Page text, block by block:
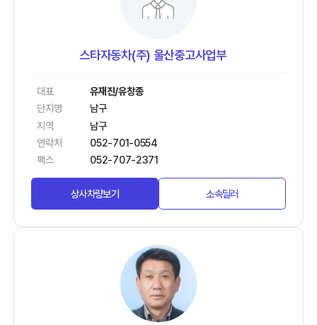
스타자동차(주) 울산중고사업부
대표
유재진/유창종
단지명
남구
지역
남구
연락처
052-701-0554
팩스
052-707-2371
상사차량보기 소속딜러